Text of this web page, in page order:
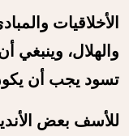
الأخلاقيات
والهلال، وينبغي
تسود يجب أن
للأسف بعض